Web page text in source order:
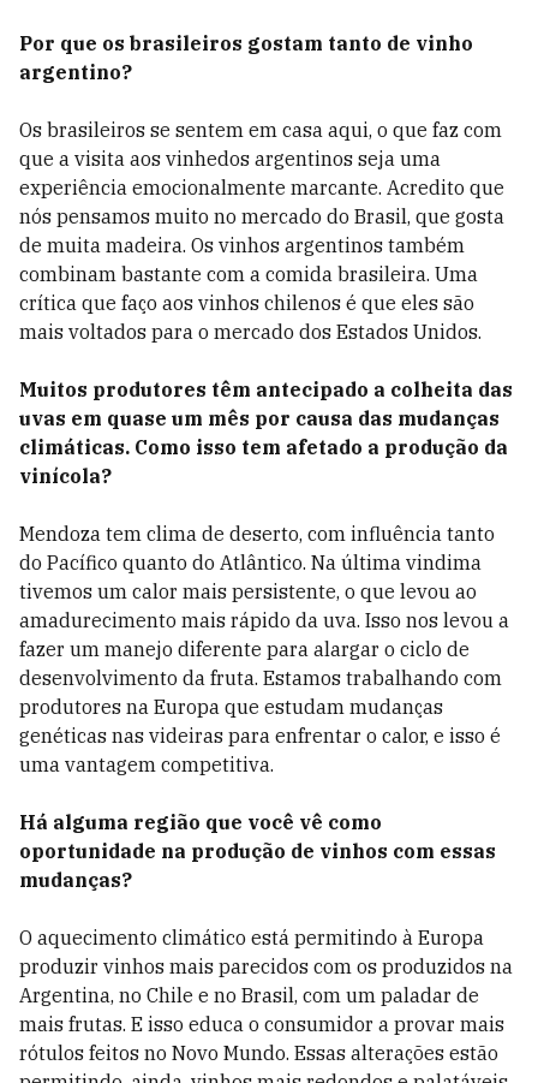
Por que os brasileiros gostam tanto de vinho
argentino?
Os brasileiros se sentem em casa aqui, o que faz com
que a visita aos vinhedos argentinos seja uma
experiência emocionalmente marcante. Acredito que
nós pensamos muito no mercado do Brasil, que gosta
de muita madeira. Os vinhos argentinos também
combinam bastante com a comida brasileira. Uma
crítica que faço aos vinhos chilenos é que eles são
mais voltados para o mercado dos Estados Unidos.
Muitos produtores têm antecipado a colheita das
uvas em quase um mês por causa das mudanças
climáticas. Como isso tem afetado a produção da
vinícola?
Mendoza tem clima de deserto, com influência tanto
do Pacífico quanto do Atlântico. Na última vindima
tivemos um calor mais persistente, o que levou ao
amadurecimento mais rápido da uva. Isso nos levou a
fazer um manejo diferente para alargar o ciclo de
desenvolvimento da fruta. Estamos trabalhando com
produtores na Europa que estudam mudanças
genéticas nas videiras para enfrentar o calor, e isso é
uma vantagem competitiva.
Há alguma região que você vê como
oportunidade na produção de vinhos com essas
mudanças?
O aquecimento climático está permitindo à Europa
produzir vinhos mais parecidos com os produzidos na
Argentina, no Chile e no Brasil, com um paladar de
mais frutas. E isso educa o consumidor a provar mais
rótulos feitos no Novo Mundo. Essas alterações estão